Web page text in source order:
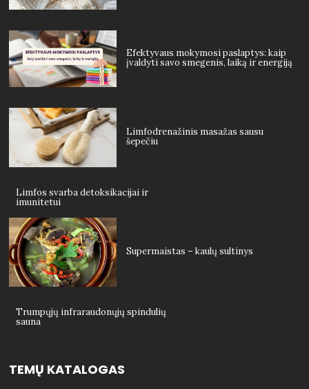
Efektyvaus mokymosi paslaptys: kaip
įvaldyti savo smegenis, laiką ir energiją
Limfodrenažinis masažas sausu
šepečiu
Limfos svarba detoksikacijai ir
imunitetui
Supermaistas – kaulų sultinys
Trumpųjų infraraudonųjų spindulių
sauna
TEMŲ KATALOGAS